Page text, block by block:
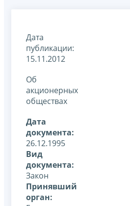
Дата
публикации:
15.11.2012
Об
акционерных
обществах
Дата
документа:
26.12.1995
Вид
документа:
Закон
Принявший
орган: